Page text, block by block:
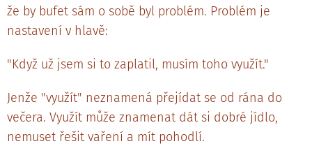
že by bufet sám o sobě byl problém. Problém je
nastavení v hlavě:
"Když už jsem si to zaplatil, musím toho využít."
Jenže "využít" neznamená přejídat se od rána do
večera. Využít může znamenat dát si dobré jídlo,
nemuset řešit vaření a mít pohodlí.